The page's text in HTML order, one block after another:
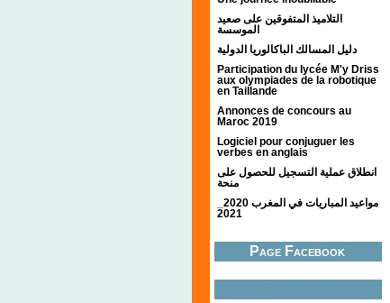
التلاميذ المتفوقين على صعيد
الموسسة
دليل المسالك الباكالوريا الدولية
Participation du lycée M'y Driss
aux olympiades de la robotique
en Taillande
Annonces de concours au
Maroc 2019
Logiciel pour conjuguer les
verbes en anglais
انطلاق عملية التسجيل للحصول على
منحة
2021
Page Facebook